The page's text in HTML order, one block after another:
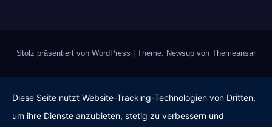
Stolz präsentiert von WordPress Theme: Newsup von Themeansar
Diese Seite nutzt Website-Tracking-Technologien von Dritten,
um ihre Dienste anzubieten, stetig zu verbessern und